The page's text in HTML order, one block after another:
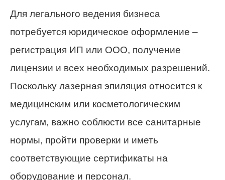
Для легального ведения бизнеса
потребуется юридическое оформление –
регистрация ИП или ООО, получение
лицензии и всех необходимых разрешений.
Поскольку лазерная эпиляция относится к
медицинским или косметологическим
услугам, важно соблюсти все санитарные
нормы, пройти проверки и иметь
соответствующие сертификаты на
оборудование и персонал.